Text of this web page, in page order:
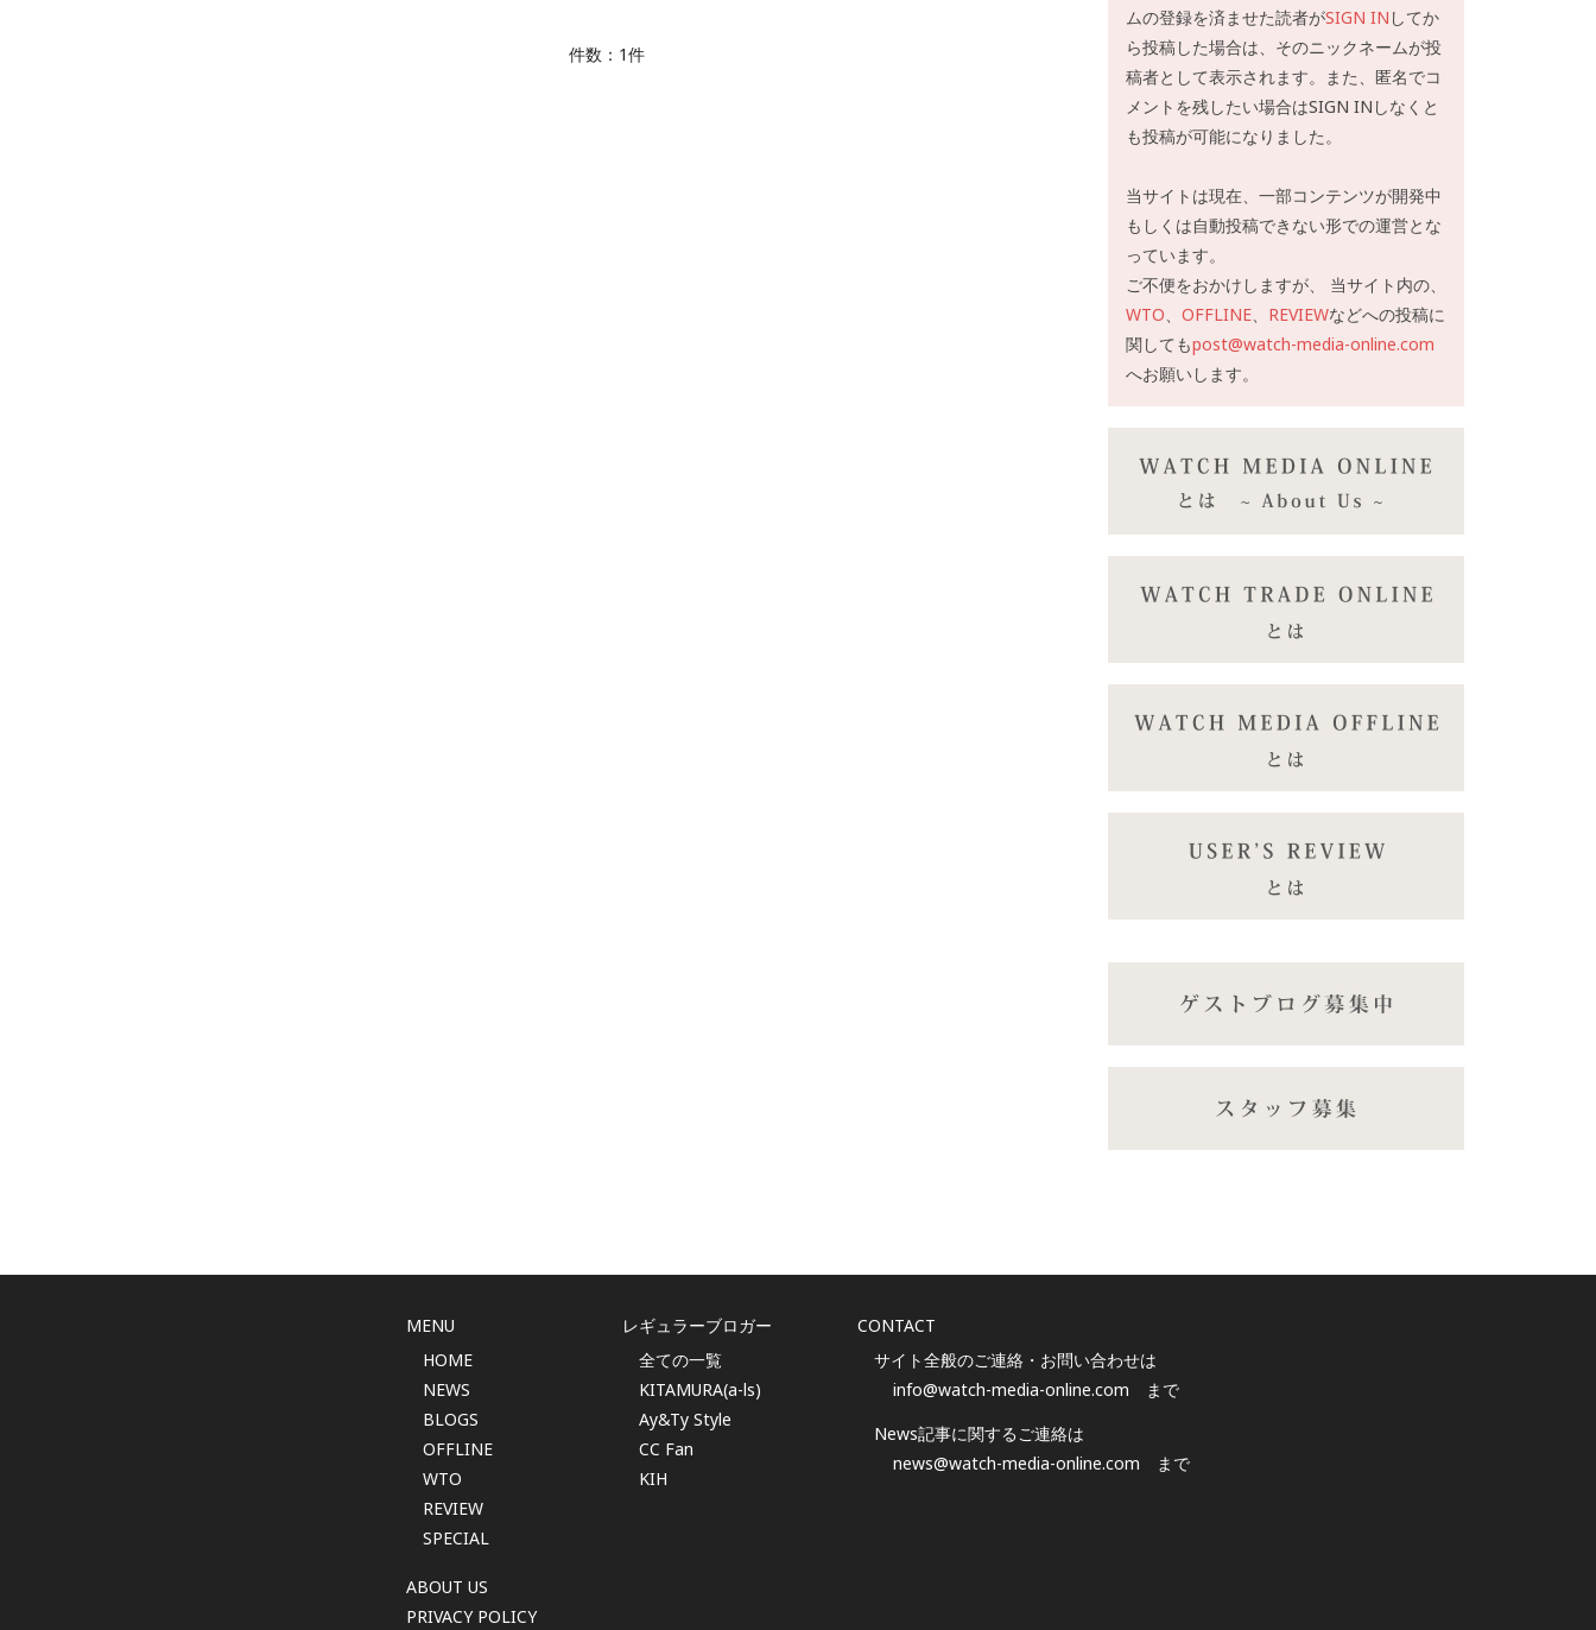
件数：1件
ムの登録を済ませた読者がSIGN IN してか
ら投稿した場合は、そのニックネームが投
稿者として表示されます。また、匿名でコ
メントを残したい場合はSIGN INしなくと
も投稿が可能になりました。
当サイトは現在、一部コンテンツが開発中
もしくは自動投稿できない形での運営とな
っています。
ご不便をおかけしますが、 当サイト内の、
WTO
OFFLINE REVIEWなどへの投稿に
関してもpost@watch-media-online.com
へお願いします。
MENU
HOME
NEWS
BLOGS
OFFLINE
WTO
REVIEW
SPECIAL
ABOUT US
PRIVACY POLICY
レギュラーブロガー
全ての一覧
KITAMURA(a-ls)
Ay&Ty Style
CC Fan
KIH
CONTACT
サイト全般のご連絡・お問い合わせは
info@watch-media-online.com まで
News記事に関するご連絡は
news@watch-media-online.com まで